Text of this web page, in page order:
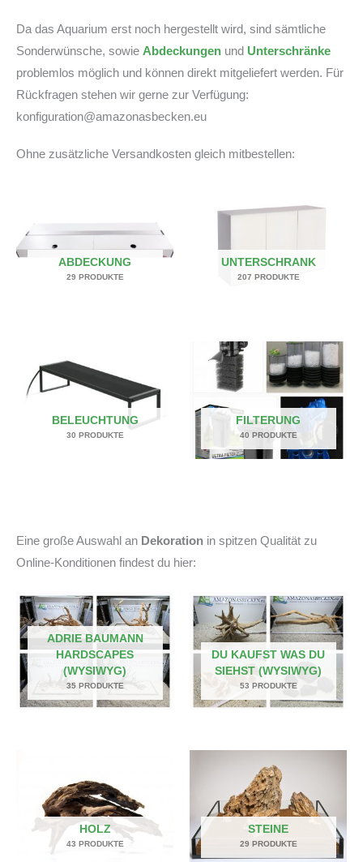
Da das Aquarium erst noch hergestellt wird, sind sämtliche
Sonderwünsche, sowie Abdeckungen und Unterschränke
problemlos möglich und können direkt mitgeliefert werden. Für
Rückfragen stehen wir gerne zur Verfügung:
konfiguration@amazonasbecken.eu
Ohne zusätzliche Versandkosten gleich mitbestellen:
ABDECKUNG
29 PRODUKTE
UNTERSCHRANK
207 PRODUKTE
BELEUCHTUNG
30 PRODUKTE
FILTERUNG
40 PRODUKTE
Eine große Auswahl an Dekoration in spitzen Qualität zu
Online-Konditionen findest du hier:
ADRIE BAUMANN
HARDSCAPES
(WYSIWYG)
35 PRODUKTE
DU KAUFST WAS DU
SIEHST (WYSIWYG)
53 PRODUKTE
HOLZ
43 PRODUKTE
STEINE
29 PRODUKTE